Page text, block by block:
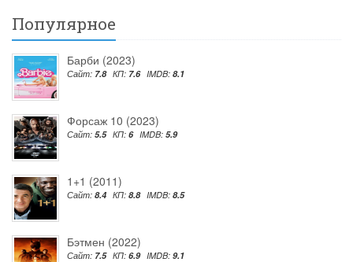
Популярное
Барби (2023)
Сайт: 7.8 КП: 7.6 IMDB: 8.1
Форсаж 10 (2023)
Сайт: 5.5 КП: 6 IMDB: 5.9
1+1 (2011)
Сайт: 8.4 КП: 8.8 IMDB: 8.5
Бэтмен (2022)
Сайт: 7.5 КП: 6.9 IMDB: 9.1